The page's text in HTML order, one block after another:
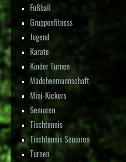
Fußball
Gruppenfitness
Jugend
Karate
Kinder Turnen
Mädchenmannschaft
Mini-Kickers
Senioren
Tischtennis
Tischtennis Senioren
Turnen